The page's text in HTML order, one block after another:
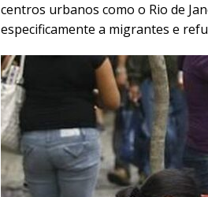
centros urbanos como o Rio de
especificamente a migrantes e